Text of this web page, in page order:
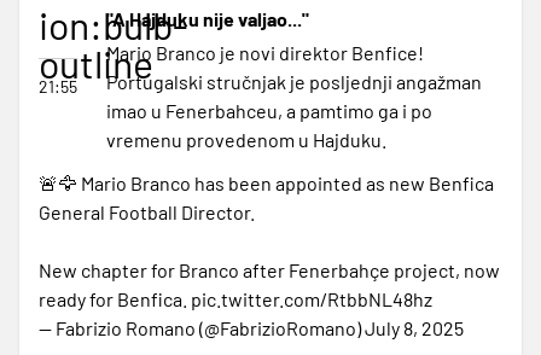
ion:bulb-
outline
21:55
"A Hajduku nije valjao..."
Mario Branco je novi direktor Benfice!
Portugalski stručnjak je posljednji angažman
imao u Fenerbahceu, a pamtimo ga i po
vremenu provedenom u Hajduku.
🚨🦅 Mario Branco has been appointed as new Benfica
General Football Director.
New chapter for Branco after Fenerbahçe project, now
ready for Benfica. pic.twitter.com/RtbbNL48hz
— Fabrizio Romano (@FabrizioRomano)July 8, 2025